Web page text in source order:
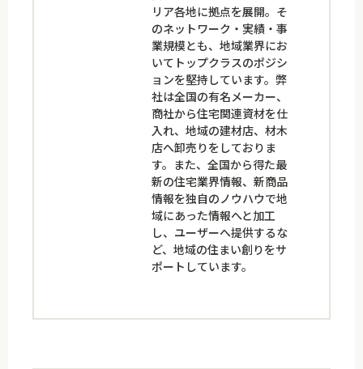
リア各地に拠点を展開。そ
のネットワーク・実績・事
業規模とも、地域業界にお
いてトップクラスのポジシ
ョンを堅持しています。弊
社は全国の有名メーカー、
商社から住宅関連資材を仕
入れ、地域の建材店、材木
店へ卸売りをしておりま
す。また、全国から得た最
新の住宅業界情報、新商品
情報を独自のノウハウで地
域にあった情報へと加工
し、ユーザーへ提供するな
ど、地域の住まい創りをサ
ポートしています。